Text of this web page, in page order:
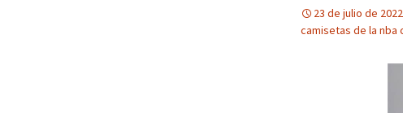
23 de julio de 2022
camisetas de la